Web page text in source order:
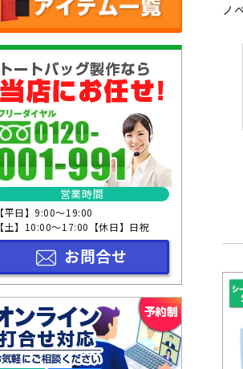
用途から選ぶ
特集から選ぶ
サイズから選ぶ
形状から選ぶ
本体色から選ぶ
ノ
営業時間
【平日】9:00～19:00
【土】10:00～17:00【休日】日祝
お問合せ